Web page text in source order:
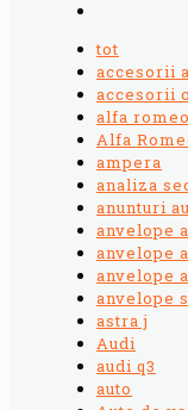
tot
accesorii
accesorii
alfa romeo
Alfa
ampera
analiza
anunturi
anvelope
anvelope
anvelope
anvelope
astra j
Audi
audi q3
auto